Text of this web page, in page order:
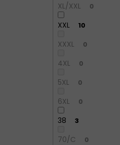
XL/XXL 0
XXL 10
XXXL 0
4XL 0
5XL 0
6XL 0
38 3
70/C 0